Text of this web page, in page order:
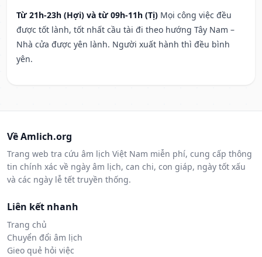
Từ 21h-23h (Hợi) và từ 09h-11h (Tị) Mọi công việc đều
được tốt lành, tốt nhất cầu tài đi theo hướng Tây Nam –
Nhà cửa được yên lành. Người xuất hành thì đều bình
yên.
Về Amlich.org
Trang web tra cứu âm lịch Việt Nam miễn phí, cung cấp thông
tin chính xác về ngày âm lịch, can chi, con giáp, ngày tốt xấu
và các ngày lễ tết truyền thống.
Liên kết nhanh
Trang chủ
Chuyển đổi âm lịch
Gieo quẻ hỏi việc